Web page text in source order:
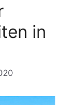
in